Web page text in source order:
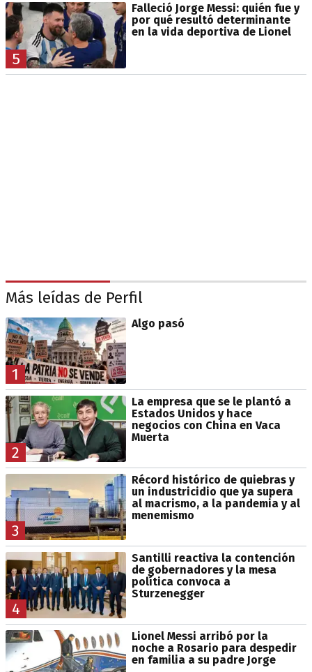
5
Falleció Jorge Messi: quién fue y
por qué resultó determinante
en la vida deportiva de Lionel
Más leídas de Perfil
1
Algo pasó
2
La empresa que se le plantó a
Estados Unidos y hace
negocios con China en Vaca
Muerta
3
Récord histórico de quiebras y
un industricidio que ya supera
al macrismo, a la pandemia y al
menemismo
4
Santilli reactiva la contención
de gobernadores y la mesa
política convoca a
Sturzenegger
Lionel Messi arribó por la
noche a Rosario para despedir
en familia a su padre Jorge